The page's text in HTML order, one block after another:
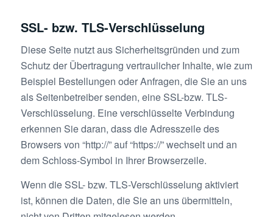
SSL- bzw. TLS-Verschlüsselung
Diese Seite nutzt aus Sicherheitsgründen und zum
Schutz der Übertragung vertraulicher Inhalte, wie zum
Beispiel Bestellungen oder Anfragen, die Sie an uns
als Seitenbetreiber senden, eine SSL-bzw. TLS-
Verschlüsselung. Eine verschlüsselte Verbindung
erkennen Sie daran, dass die Adresszeile des
Browsers von “http://” auf “https://” wechselt und an
dem Schloss-Symbol in Ihrer Browserzeile.
Wenn die SSL- bzw. TLS-Verschlüsselung aktiviert
ist, können die Daten, die Sie an uns übermitteln,